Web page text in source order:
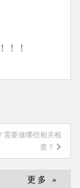
！！
需要做哪些相关检
查？
更多 »